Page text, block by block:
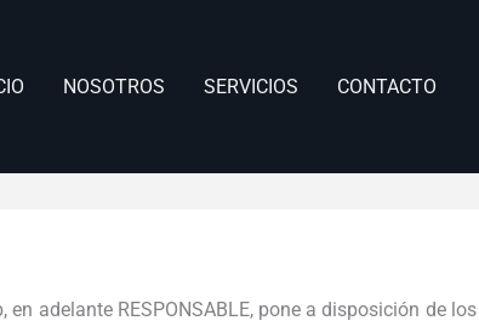
NOSOTROS SERVICIOS CONTACTO
en adelante RESPONSABLE, pone a disposición de